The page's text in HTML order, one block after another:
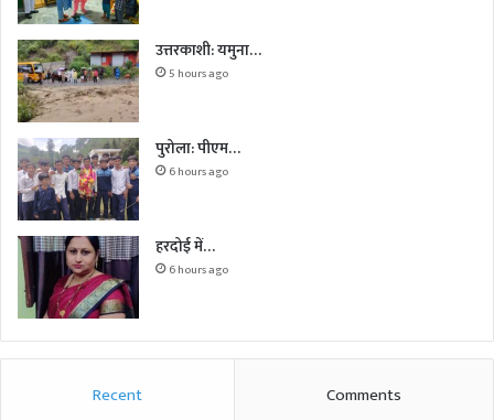
उत्तरकाशी: यमुना…
5 hours ago
पुरोला: पीएम…
6 hours ago
हरदोई में…
6 hours ago
Recent Comments